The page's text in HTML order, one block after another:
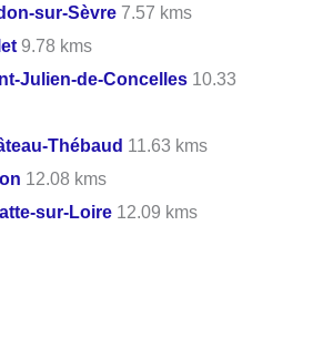
sur-Sèvre 7.57 kms
9.78 kms
Julien-de-Concelles 10.33
Thébaud 11.63 kms
12.08 kms
sur-Loire 12.09 kms